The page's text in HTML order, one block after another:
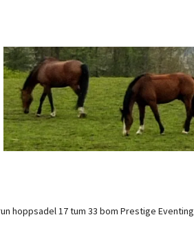
hoppsadel 17 tum 33 bom Prestige Eventing